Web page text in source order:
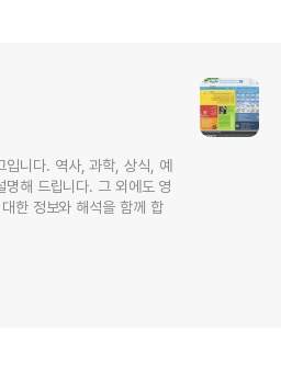
입니다. 역사, 과학, 상식, 예
해 드립니다. 그 외에도 영
한 정보와 해석을 함께 합